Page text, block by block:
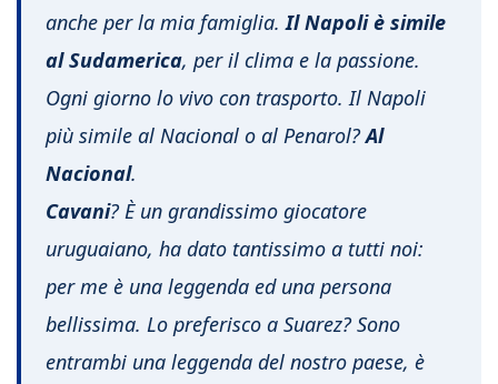
anche per la mia famiglia.Il Napoli è simile
al Sudamerica, per il clima e la passione.
Ogni giorno lo vivo con trasporto. Il Napoli
più simile al Nacional o al Penarol?Al
Nacional.
Cavani? È un grandissimo giocatore
uruguaiano, ha dato tantissimo a tutti noi:
per me è una leggenda ed una persona
bellissima. Lo preferisco a Suarez? Sono
entrambi una leggenda del nostro paese, è